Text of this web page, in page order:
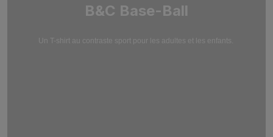
B&C Base-Ball
Un T-shirt au contraste sport pour les adultes et les enfants.